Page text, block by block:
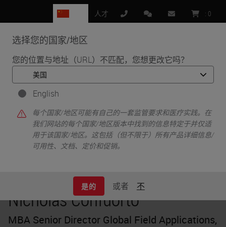
选择您的国家/地区
您的位置与地址（URL）不匹配，您想更改它吗？
English
每个国家/地区可能有自己的一套监管要求和医疗实践。在
我们网站的每个国家/地区版本中找到的信息特定于并仅适
用于该国家/地区。这包括（但不限于）所有产品详细信息/
可用性、文档、定价和促销。
是的 或者 不
人才 : 0
首页 • Knowledge Pathway • Nicholas Confuorto
Nicholas Confuorto
MBA Senior Director Global Field Applications,